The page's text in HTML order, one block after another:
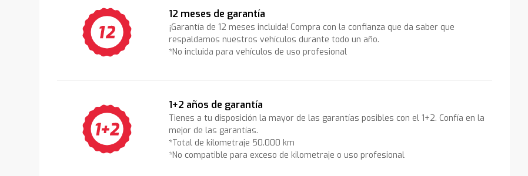
12 meses de garantía
¡Garantía de 12 meses incluida! Compra con la confianza que da saber que
respaldamos nuestros vehículos durante todo un año.
*No incluida para vehículos de uso profesional
1+2 años de garantía
Tienes a tu disposición la mayor de las garantías posibles con el 1+2. Confía en la
mejor de las garantías.
*Total de kilometraje 50.000 km
*No compatible para exceso de kilometraje o uso profesional